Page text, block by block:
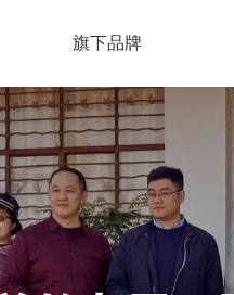
旗下品牌